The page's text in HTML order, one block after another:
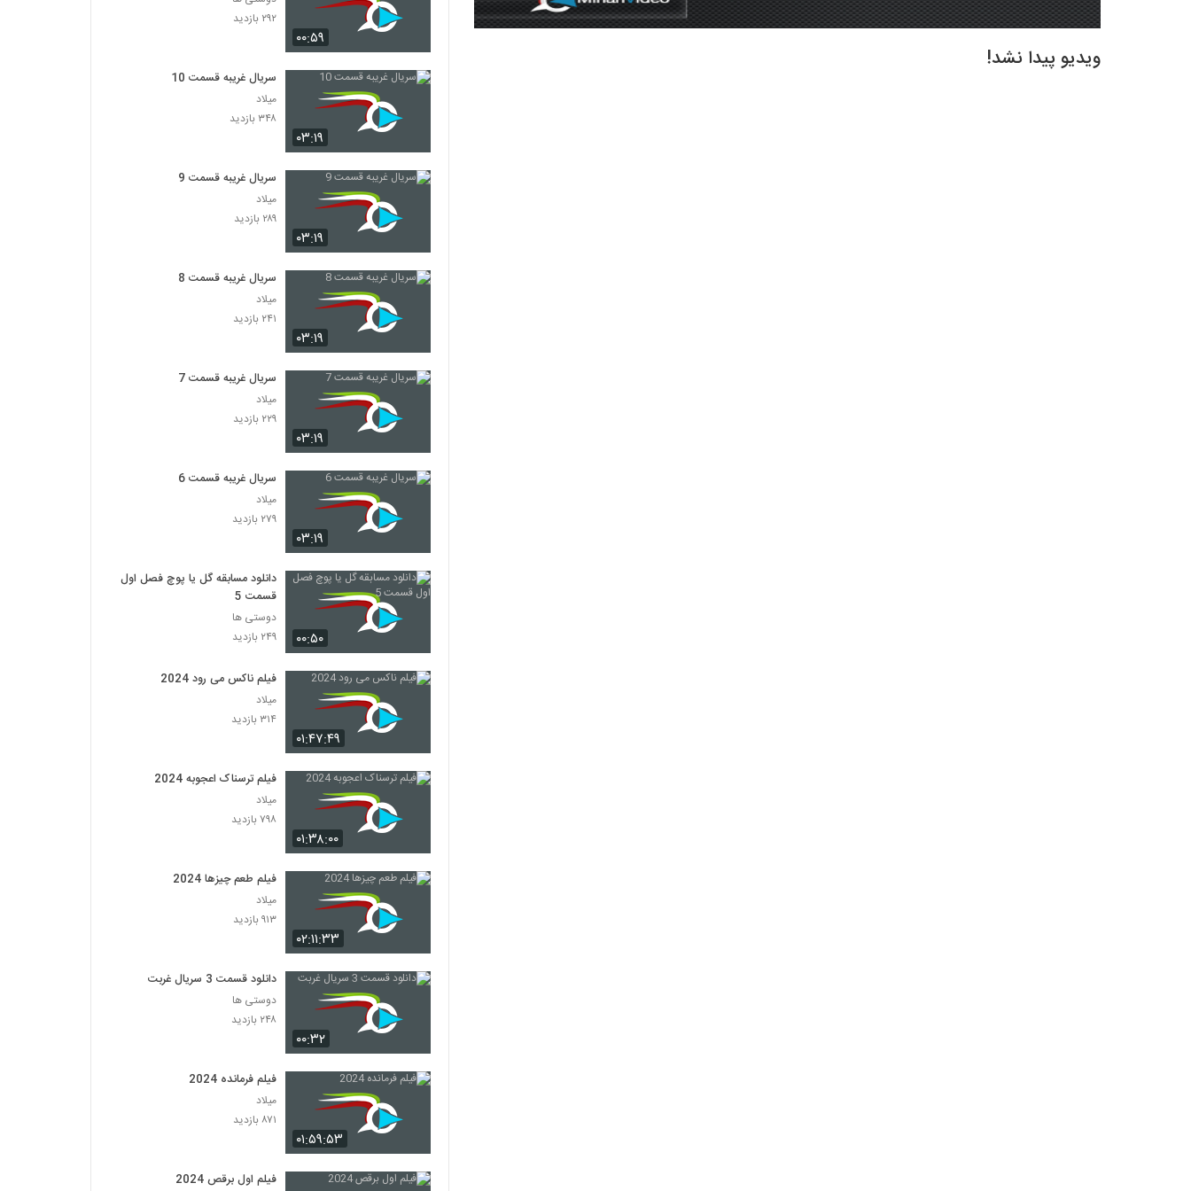
ویدیو پیدا نشد!
۰۰:۵۹
۲۹۲ بازدید
۰۳:۱۹
سریال غریبه قسمت 10
میلاد
۳۴۸ بازدید
۰۳:۱۹
سریال غریبه قسمت 9
میلاد
۲۸۹ بازدید
۰۳:۱۹
سریال غریبه قسمت 8
میلاد
۲۴۱ بازدید
۰۳:۱۹
سریال غریبه قسمت 7
میلاد
۲۲۹ بازدید
۰۳:۱۹
سریال غریبه قسمت 6
میلاد
۲۷۹ بازدید
۰۰:۵۰
دانلود مسابقه گل یا پوچ فصل اول
قسمت 5
دوستی ها
۲۴۹ بازدید
۰۱:۴۷:۴۹
فیلم ناکس می رود 2024
میلاد
۳۱۴ بازدید
۰۱:۳۸:۰۰
فیلم ترسناک اعجوبه 2024
میلاد
۷۹۸ بازدید
۰۲:۱۱:۳۳
فیلم طعم چیزها 2024
میلاد
۹۱۳ بازدید
۰۰:۳۲
دانلود قسمت 3 سریال غربت
دوستی ها
۲۴۸ بازدید
۰۱:۵۹:۵۳
فیلم فرمانده 2024
میلاد
۸۷۱ بازدید
فیلم اول برقص 2024